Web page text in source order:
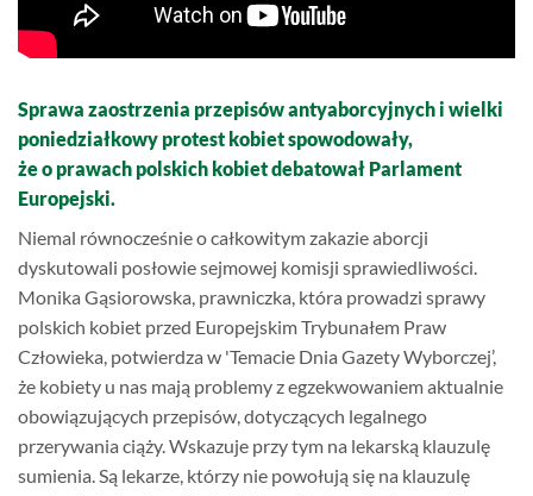
Sprawa zaostrzenia przepisów antyaborcyjnych i wielki
poniedziałkowy protest kobiet spowodowały,
że o prawach polskich kobiet debatował Parlament
Europejski.
Niemal równocześnie o całkowitym zakazie aborcji
dyskutowali posłowie sejmowej komisji sprawiedliwości.
Monika Gąsiorowska, prawniczka, która prowadzi sprawy
polskich kobiet przed Europejskim Trybunałem Praw
Człowieka, potwierdza w 'Temacie Dnia Gazety Wyborczej’,
że kobiety u nas mają problemy z egzekwowaniem aktualnie
obowiązujących przepisów, dotyczących legalnego
przerywania ciąży. Wskazuje przy tym na lekarską klauzulę
sumienia. Są lekarze, którzy nie powołują się na klauzulę